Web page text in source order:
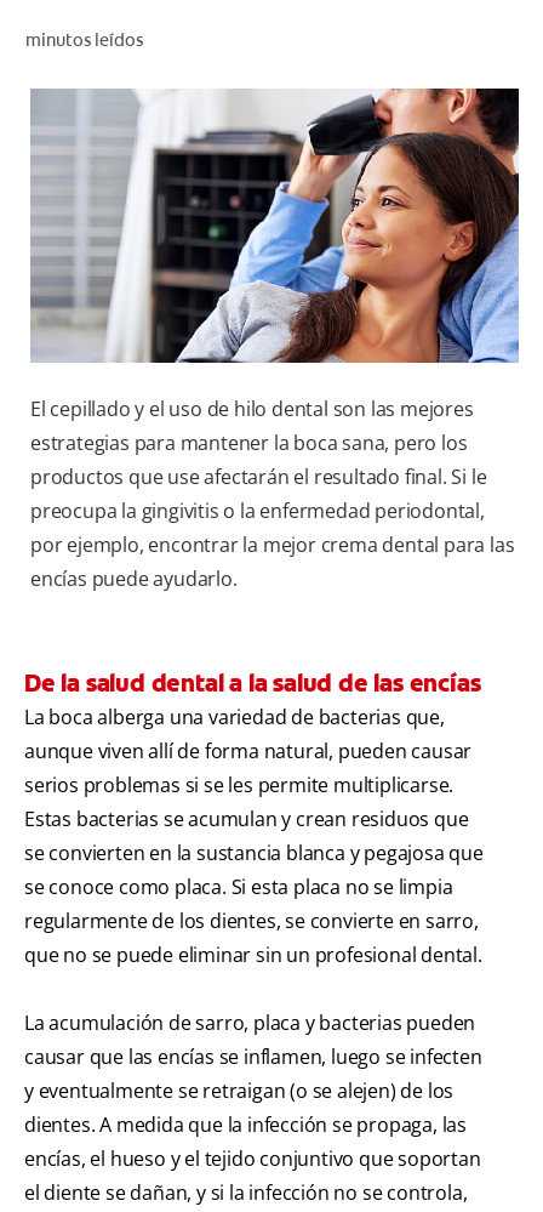
PARA PROFESIONALES
CUPONES
DÓNDE COMPRAR
BO (ES)
minutos leídos
El cepillado y el uso de hilo dental son las mejores
estrategias para mantener la boca sana, pero los
productos que use afectarán el resultado final. Si le
preocupa la gingivitis o la enfermedad periodontal,
por ejemplo, encontrar la mejor crema dental para las
encías puede ayudarlo.
De la salud dental a la salud de las encías
La boca alberga una variedad de bacterias que,
aunque viven allí de forma natural, pueden causar
serios problemas si se les permite multiplicarse.
Estas bacterias se acumulan y crean residuos que
se convierten en la sustancia blanca y pegajosa que
se conoce como placa. Si esta placa no se limpia
regularmente de los dientes, se convierte en sarro,
que no se puede eliminar sin un profesional dental.
La acumulación de sarro, placa y bacterias pueden
causar que las encías se inflamen, luego se infecten
y eventualmente se retraigan (o se alejen) de los
dientes. A medida que la infección se propaga, las
encías, el hueso y el tejido conjuntivo que soportan
el diente se dañan, y si la infección no se controla,